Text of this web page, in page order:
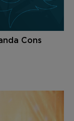
Cons